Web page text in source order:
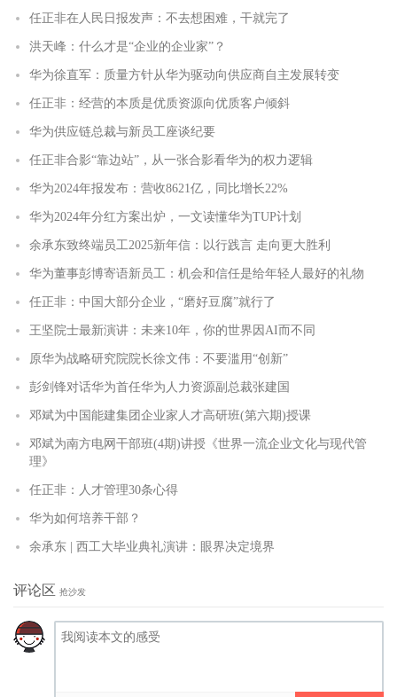
任正非在人民日报发声：不去想困难，干就完了
洪天峰：什么才是“企业的企业家”？
华为徐直军：质量方针从华为驱动向供应商自主发展转变
任正非：经营的本质是优质资源向优质客户倾斜
华为供应链总裁与新员工座谈纪要
任正非合影“靠边站”，从一张合影看华为的权力逻辑
华为2024年报发布：营收8621亿，同比增长22%
华为2024年分红方案出炉，一文读懂华为TUP计划
余承东致终端员工2025新年信：以行践言 走向更大胜利
华为董事彭博寄语新员工：机会和信任是给年轻人最好的礼物
任正非：中国大部分企业，“磨好豆腐”就行了
王坚院士最新演讲：未来10年，你的世界因AI而不同
原华为战略研究院院长徐文伟：不要滥用“创新”
彭剑锋对话华为首任华为人力资源副总裁张建国
邓斌为中国能建集团企业家人才高研班(第六期)授课
邓斌为南方电网干部班(4期)讲授《世界一流企业文化与现代管
理》
任正非：人才管理30条心得
华为如何培养干部？
余承东 | 西工大毕业典礼演讲：眼界决定境界
评论区 抢沙发